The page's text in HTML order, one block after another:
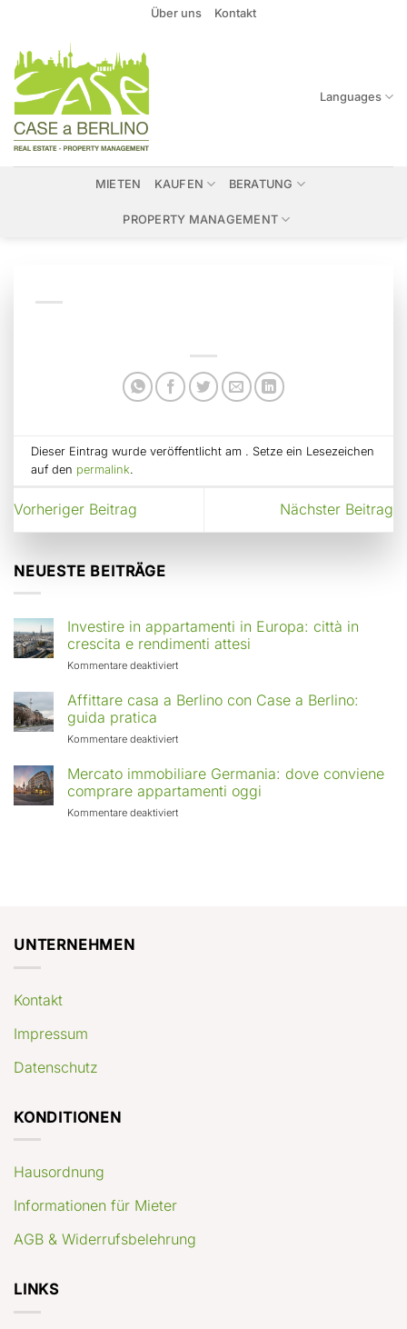
springen
Über uns Kontakt
Languages
MIETEN KAUFEN BERATUNG
PROPERTY MANAGEMENT
Dieser Eintrag wurde veröffentlicht am . Setze ein Lesezeichen
auf den permalink.
Vorheriger Beitrag Nächster Beitrag
NEUESTE BEITRÄGE
Investire in appartamenti in Europa: città in
crescita e rendimenti attesi
Kommentare deaktiviertfür
in
Europa:
in
crescita
rendimenti
Affittare casa a Berlino con Case a Berlino:
guida pratica
Kommentare deaktiviertfür
casa
a
Berlino
con
Mercato immobiliare Germania: dove conviene
comprare appartamenti oggi
Kommentare deaktiviertfür
UNTERNEHMEN
Kontakt
Impressum
Datenschutz
KONDITIONEN
Hausordnung
Informationen für Mieter
AGB & Widerrufsbelehrung
LINKS